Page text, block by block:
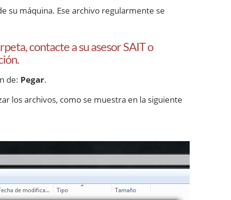
su máquina. Ese archivo regularmente se
contacte a su asesor SAIT o
de: Pegar.
los archivos, como se muestra en la siguiente